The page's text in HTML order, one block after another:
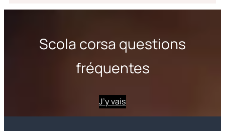
Scola corsa questions
fréquentes
J’y vais